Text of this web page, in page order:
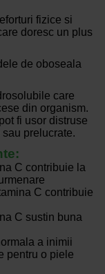
fizice si
doresc un plus
de oboseala
care
din organism.
fi usor distruse
prelucrate.
C contribuie la
C contribuie
C sustin buna
a inimii
pentru o piele